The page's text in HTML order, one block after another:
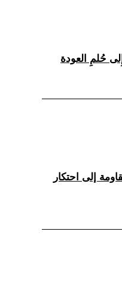
إلى احتكار